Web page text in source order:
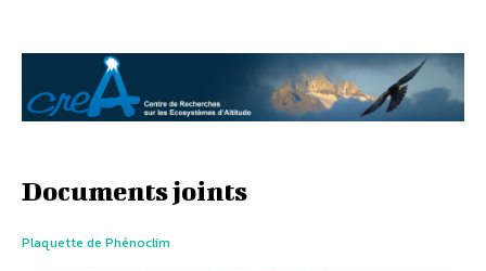
Documents joints
Plaquette de Phénoclim